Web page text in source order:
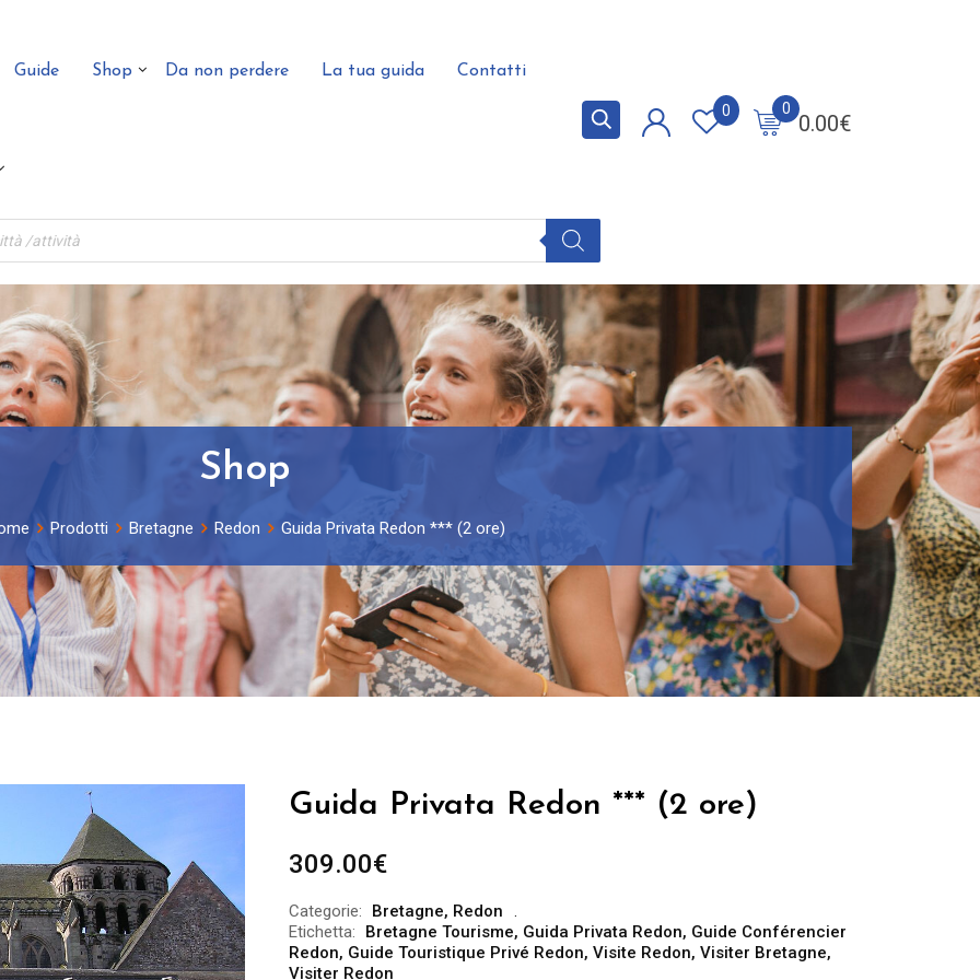
Guide Shop Da non perdere La tua guida Contatti
0.00€
0
0
Shop
Prodotti Bretagne Redon Guida Privata Redon *** (2 ore)
Guida Privata Redon *** (2 ore)
309.00€
Categorie: Bretagne, Redon
Etichetta:
Bretagne Tourisme, Guida Privata Redon, Guide Conférencier
Redon, Guide Touristique Privé Redon, Visite Redon, Visiter Bretagne,
Visiter Redon